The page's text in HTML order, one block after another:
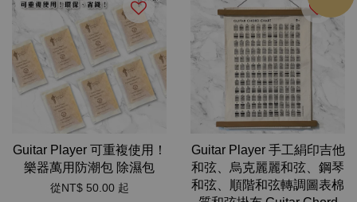
Guitar Player 可重複使用！
樂器萬用防潮包 除濕包
從NT$ 50.00 起
Guitar Player 手工絹印吉他
和弦、烏克麗麗和弦、鋼琴
和弦、順階和弦轉調圖表棉